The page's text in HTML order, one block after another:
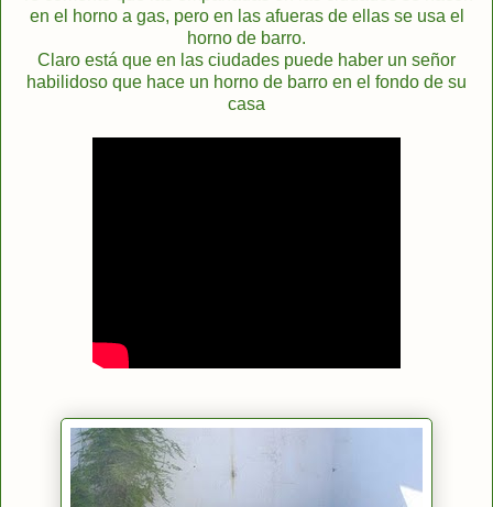
en el horno a gas, pero en las afueras de ellas se usa el
horno de barro.
Claro está que en las ciudades puede haber un señor
habilidoso que hace un horno de barro en el fondo de su
casa